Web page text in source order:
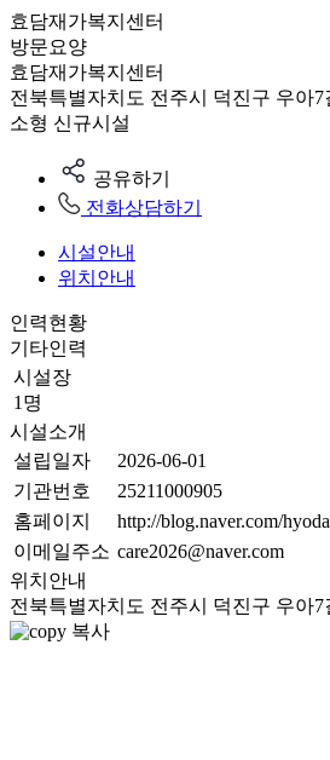
효담재가복지센터
방문요양
효담재가복지센터
전북특별자치도 전주시 덕진구 우아7
소형 신규시설
공유하기
전화상담하기
시설안내
위치안내
인력현황
기타인력
시설장
1명
시설소개
설립일자
2026-06-01
기관번호
25211000905
홈페이지
http://blog.naver.com/
이메일주소 care2026@naver.com
위치안내
전북특별자치도 전주시 덕진구 우아7
복사